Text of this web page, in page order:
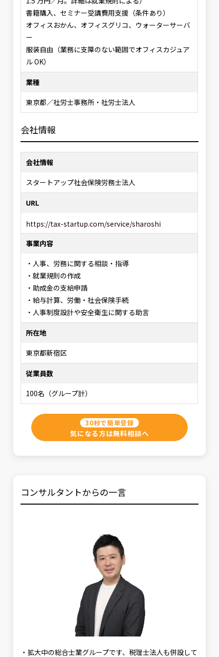
書籍購入、セミナー受講費用支援（条件あり）
オフィスおかん、オフィスグリコ、ウォーターサーバ
ー
服装自由（業務に支障のない範囲でオフィスカジュア
ル OK）
業種
東京都／社労士事務所・社労士法人
会社情報
会社情報
スタートアップ社会保険労務士法人
URL
https://tax-startup.com/service/sharoshi
事業内容
・人事、労務に関する相談・指導
・就業規則の作成
・助成金の支給申請
・給与計算、労働・社会保険手続
・人事制度設計や安全衛生に関する助言
所在地
東京都新宿区
従業員数
100名（グループ計）
30秒で簡単登録
気になる方は無料相談へ
コンサルタントからの一言
・拡大中の総合士業グループです、税理士法人も併設して